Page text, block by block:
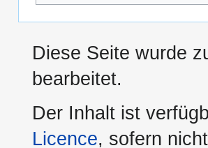
Diese Seite wurde
bearbeitet.
Der Inhalt ist
Licence, sofern